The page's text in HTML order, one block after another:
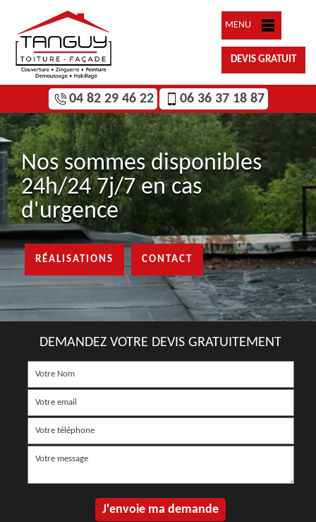
MENU
DEVIS GRATUIT
04 82 29 46 22 06 36 37 18 87
Nos sommes disponibles
24h/24 7j/7 en cas
d'urgence
RÉALISATIONS CONTACT
DEMANDEZ VOTRE DEVIS GRATUITEMENT